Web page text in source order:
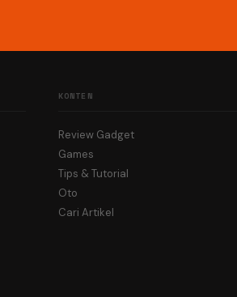
KONTEN
Review Gadget
Games
Tips & Tutorial
Oto
Cari Artikel